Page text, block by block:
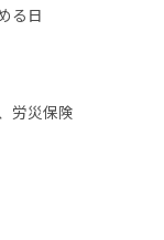
る日
労災保険